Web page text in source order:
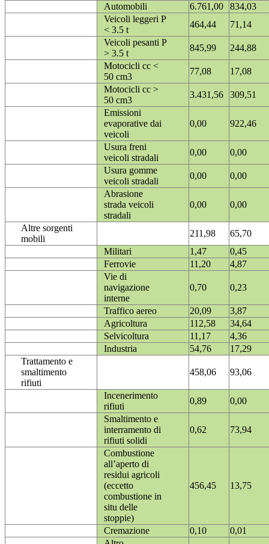
Automobili
6.761,00
834,03
Veicoli leggeri P
< 3.5 t
464,44
71,14
Veicoli pesanti P
> 3.5 t
845,99
244,88
Motocicli cc <
50 cm3
77,08
17,08
Motocicli cc >
50 cm3
3.431,56
309,51
Emissioni
evaporative dai
veicoli
0,00 922,46
Usura freni
veicoli stradali
0,00
0,00
Usura gomme
veicoli stradali
0,00
0,00
Abrasione
strada veicoli
stradali
0,00 0,00
Altre sorgenti
mobili
211,98
65,70
Militari
1,47
0,45
Ferrovie
11,20
4,87
Vie di
navigazione
interne
0,70 0,23
Traffico aereo 20,09
3,87
Agricoltura
112,58
34,64
Selvicoltura
11,17
4,36
Industria
54,76
17,29
Trattamento e
smaltimento
rifiuti
458,06 93,06
Incenerimento
rifiuti
0,89
0,00
Smaltimento e
interramento di
rifiuti solidi
0,62 73,94
Combustione
all’aperto di
residui agricoli
(eccetto
combustione in
situ delle
stoppie)
456,45 13,75
Cremazione 0,10
0,01